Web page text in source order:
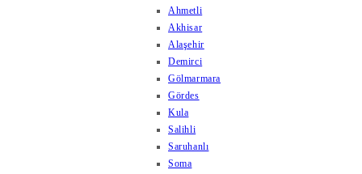
Ahmetli
Akhisar
Alaşehir
Demirci
Gölmarmara
Gördes
Kula
Salihli
Saruhanlı
Soma